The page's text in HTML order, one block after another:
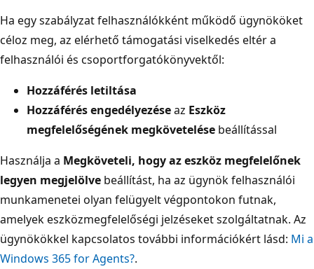
Ha egy szabályzat felhasználókként működő ügynököket
céloz meg, az elérhető támogatási viselkedés eltér a
felhasználói és csoportforgatókönyvektől:
Hozzáférés letiltása
Hozzáférés engedélyezéseaz Eszköz
megfelelőségének megkövetelése beállítással
Használja a Megköveteli, hogy az eszköz megfelelőnek
legyen megjelölve beállítást, ha az ügynök felhasználói
munkamenetei olyan felügyelt végpontokon futnak,
amelyek eszközmegfelelőségi jelzéseket szolgáltatnak. Az
ügynökökkel kapcsolatos további információkért lásd: Mi a
Windows 365 for Agents?.